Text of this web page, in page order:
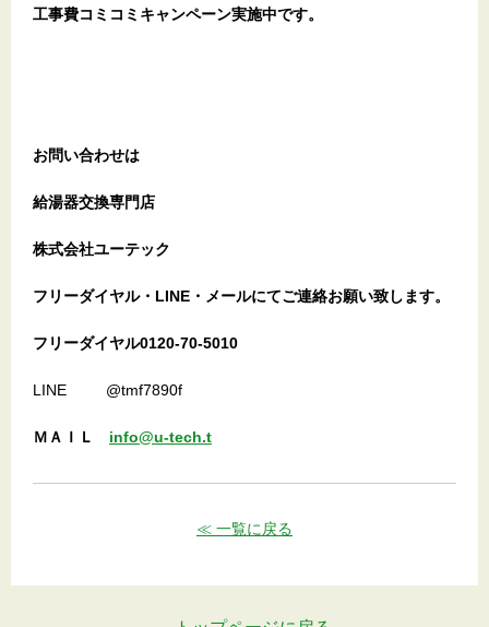
工事費コミコミキャンペーン実施中です。
お問い合わせは
給湯器交換専門店
株式会社ユーテック
フリーダイヤル・LINE・メールにてご連絡お願い致します。
フリーダイヤル0120-70-5010
LINE @tmf7890f
ＭＡＩＬ info@u-tech.t
≪ 一覧に戻る